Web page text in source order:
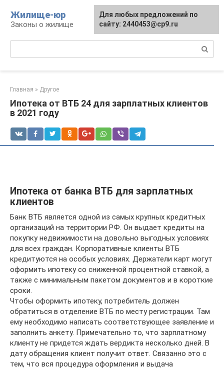
контенту
Жилище-юр
Законы о жилище
Главная » Другое
Ипотека от ВТБ 24 для зарплатных клиентов
в 2021 году
Ипотека от банка ВТБ для зарплатных
клиентов
Банк ВТБ является одной из самых крупных кредитных
организаций на территории РФ. Он выдает кредиты на
покупку недвижимости на довольно выгодных условиях
для всех граждан. Корпоративные клиенты ВТБ
кредитуются на особых условиях. Держатели карт могут
оформить ипотеку со сниженной процентной ставкой, а
также с минимальным пакетом документов и в короткие
сроки.
Чтобы оформить ипотеку, потребитель должен
обратиться в отделение ВТБ по месту регистрации. Там
ему необходимо написать соответствующее заявление и
заполнить анкету. Примечательно то, что зарплатному
клиенту не придется ждать вердикта несколько дней. В
дату обращения клиент получит ответ. Связанно это с
тем, что вся процедура оформления и выдача
Для любых предложений по
сайту: 2440453@cp9.ru